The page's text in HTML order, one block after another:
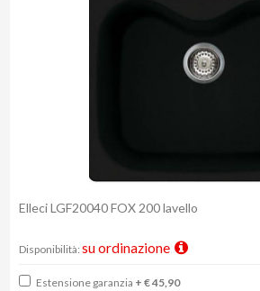
Elleci LGF20040 FOX 200 lavello
Disponibilità: su ordinazione
Estensione garanzia + € 45,90